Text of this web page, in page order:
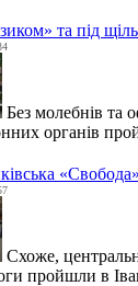
та під
Без молебнів та
органів
Схоже,
пройшли в